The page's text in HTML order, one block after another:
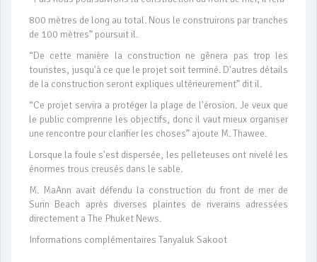
800 mètres de long au total. Nous le construirons par tranches
de 100 mètres” poursuit il.
“De cette manière la construction ne gênera pas trop les
touristes, jusqu'à ce que le projet soit terminé. D'autres détails
de la construction seront expliques ultérieurement” dit il.
“Ce projet servira a protéger la plage de l'érosion. Je veux que
le public comprenne les objectifs, donc il vaut mieux organiser
une rencontre pour clarifier les choses” ajoute M. Thawee.
Lorsque la foule s'est dispersée, les pelleteuses ont nivelé les
énormes trous creusés dans le sable.
M. MaAnn avait défendu la construction du front de mer de
Surin Beach après diverses plaintes de riverains adressées
directement a The Phuket News.
Informations complémentaires Tanyaluk Sakoot